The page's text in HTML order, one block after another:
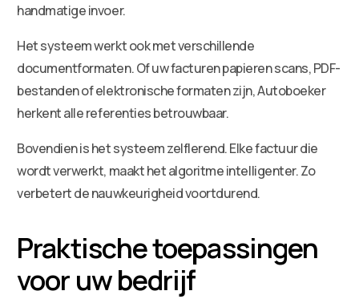
handmatige invoer.
Het systeem werkt ook met verschillende
documentformaten. Of uw facturen papieren scans, PDF-
bestanden of elektronische formaten zijn, Autoboeker
herkent alle referenties betrouwbaar.
Bovendien is het systeem zelflerend. Elke factuur die
wordt verwerkt, maakt het algoritme intelligenter. Zo
verbetert de nauwkeurigheid voortdurend.
Praktische toepassingen
voor uw bedrijf